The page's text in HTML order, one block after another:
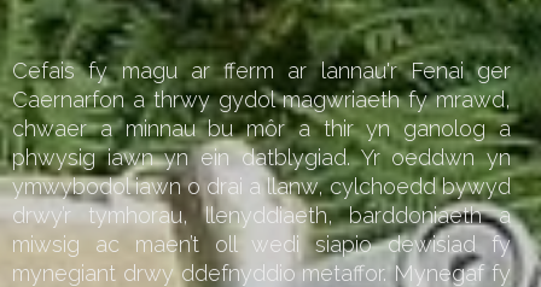
Cefais fy magu ar fferm ar lannau'r Fenai ger
Caernarfon a thrwy gydol magwriaeth fy mrawd,
chwaer a minnau bu môr a thir yn ganolog a
phwysig iawn yn ein datblygiad. Yr oeddwn yn
ymwybodol iawn o drai a llanw, cylchoedd bywyd
drwy’r tymhorau, llenyddiaeth, barddoniaeth a
miwsig ac maen’t oll wedi siapio dewisiad fy
mynegiant drwy ddefnyddio metaffor. Mynegaf fy